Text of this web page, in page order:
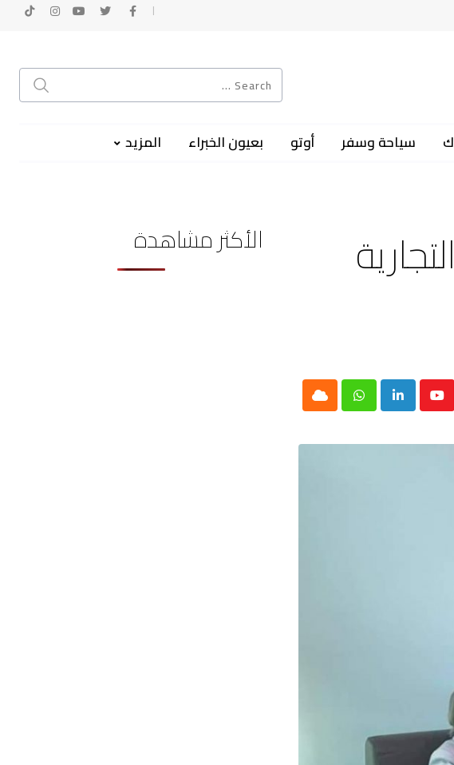
سياحة وسفر أوتو بعيون الخبراء المزيد
Youtube
LinkedIn
Whatsapp
Cloud
الأكثر مشاهدة